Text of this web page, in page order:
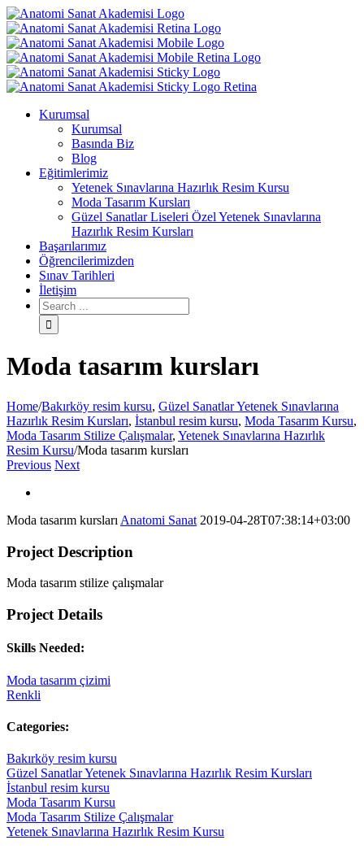
Kurumsal
Kurumsal
Basında Biz
Blog
Eğitimlerimiz
Yetenek Sınavlarına Hazırlık Resim Kursu
Moda Tasarım Kursları
Güzel Sanatlar Liseleri Özel Yetenek Sınavlarına
Hazırlık Resim Kursları
Başarılarımız
Öğrencilerimizden
Sınav Tarihleri
İletişim
Moda tasarım kursları
Home/Bakırköy resim kursu, Güzel Sanatlar Yetenek Sınavlarına
Hazırlık Resim Kursları, İstanbul resim kursu, Moda Tasarım Kursu,
Moda Tasarım Stilize Çalışmalar, Yetenek Sınavlarına Hazırlık
Resim Kursu/Moda tasarım kursları
Previous Next
Moda tasarım kursları Anatomi Sanat 2019-04-28T07:38:14+03:00
Project Description
Moda tasarım stilize çalışmalar
Project Details
Skills Needed:
Moda tasarım çizimi
Renkli
Categories:
Bakırköy resim kursu
Güzel Sanatlar Yetenek Sınavlarına Hazırlık Resim Kursları
İstanbul resim kursu
Moda Tasarım Kursu
Moda Tasarım Stilize Çalışmalar
Yetenek Sınavlarına Hazırlık Resim Kursu